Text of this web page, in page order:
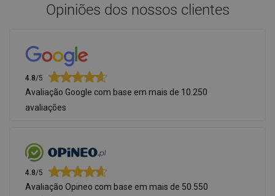
Opiniões dos nossos clientes
4.8/5
Avaliação Google com base em mais de 10.250
avaliações
4.8/5
Avaliação Opineo com base em mais de 50.550